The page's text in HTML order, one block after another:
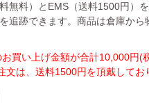
無料）とEMS（送料1500円）
追跡できます。商品は倉庫か
買い上げ金額が合計10,000円(
は、送料1500円を頂戴してお